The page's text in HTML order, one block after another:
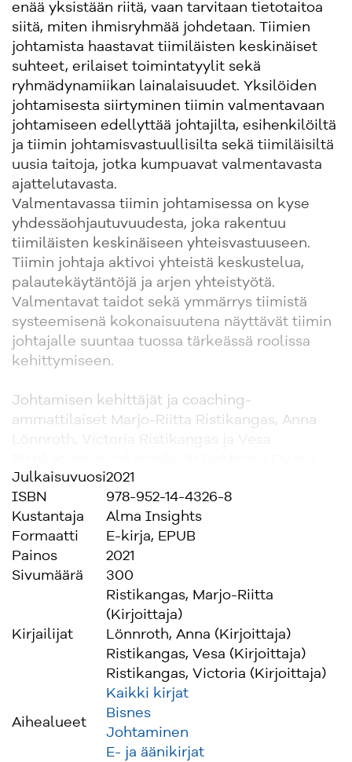
enää yksistään riitä, vaan tarvitaan tietotaitoa
siitä, miten ihmisryhmää johdetaan. Tiimien
johtamista haastavat tiimiläisten keskinäiset
suhteet, erilaiset toimintatyylit sekä
ryhmädynamiikan lainalaisuudet. Yksilöiden
johtamisesta siirtyminen tiimin valmentavaan
johtamiseen edellyttää johtajilta, esihenkilöiltä
ja tiimin johtamisvastuullisilta sekä tiimiläisiltä
uusia taitoja, jotka kumpuavat valmentavasta
ajattelutavasta.
Valmentavassa tiimin johtamisessa on kyse
yhdessäohjautuvuudesta, joka rakentuu
tiimiläisten keskinäiseen yhteisvastuuseen.
Tiimin johtaja aktivoi yhteistä keskustelua,
palautekäytäntöjä ja arjen yhteistyötä.
Valmentavat taidot sekä ymmärrys tiimistä
systeemisenä kokonaisuutena näyttävät tiimin
johtajalle suuntaa tuossa tärkeässä roolissa
kehittymiseen.
Johtamisen kehittäjät ja coaching-
ammattilaiset Marjo-Riitta Ristikangas, Anna
joka on Marjo-Riitan ja Vesan perustama
valmentavan johtamisen kehittämistalo ja
edelläkävijä Suomessa.
Julkaisuvuosi2021
ISBN
978-952-14-4326-8
Kustantaja
Alma Insights
Formaatti
E-kirja, EPUB
Painos
2021
Sivumäärä
300
Kirjailijat
Ristikangas, Marjo-Riitta
(Kirjoittaja)
Lönnroth, Anna (Kirjoittaja)
Ristikangas, Vesa (Kirjoittaja)
Ristikangas, Victoria (Kirjoittaja)
Aihealueet
Kaikki kirjat
Bisnes
Johtaminen
E- ja äänikirjat